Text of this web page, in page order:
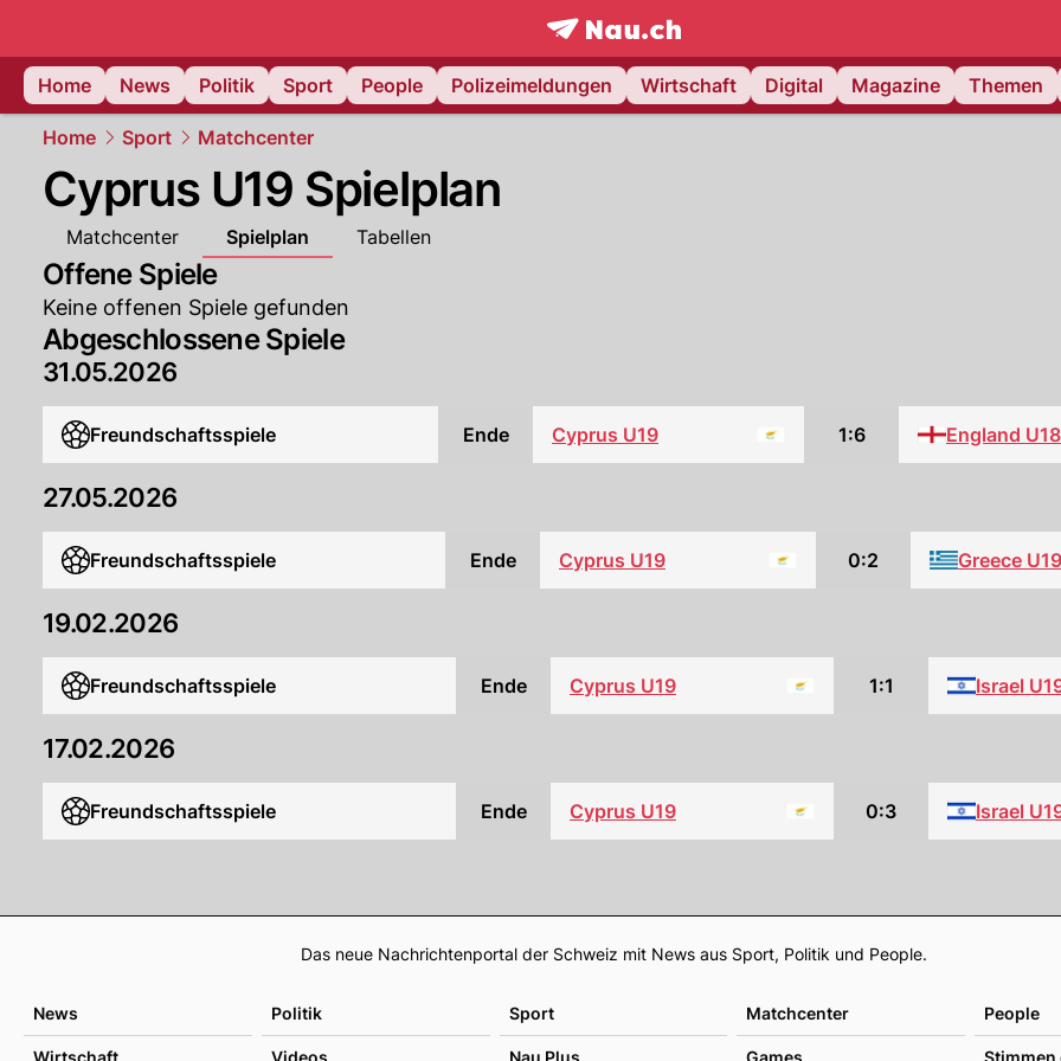
frontpage.NAU.ch
Home
News Politik Sport People Polizeimeldungen Wirtschaft Digital Magazine Themen
Home Sport Matchcenter
Cyprus U19 Spielplan
Matchcenter
Spielplan Tabellen
Offene Spiele
Keine offenen Spiele gefunden
Abgeschlossene Spiele
31.05.2026
Freundschaftsspiele Ende Cyprus U19 1:6 England U18
27.05.2026
Freundschaftsspiele Ende Cyprus U19 0:2 Greece U19
19.02.2026
Freundschaftsspiele Ende Cyprus U19 1:1 Israel
17.02.2026
Freundschaftsspiele Ende Cyprus U19 0:3 Israel
Footer
Das neue Nachrichtenportal der Schweiz mit News aus Sport, Politik und People.
News Politik Sport Matchcenter People
Wirtschaft Videos Nau Plus Games Stimmen